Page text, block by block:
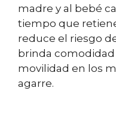
madre y al bebé
tiempo que
reduce el riesgo
brinda
movilidad en los
agarre.